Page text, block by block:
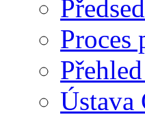
Proces
Ústava